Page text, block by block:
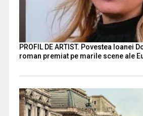
PROFIL DE ARTIST. Povestea Ioanei
roman premiat pe marile scene ale